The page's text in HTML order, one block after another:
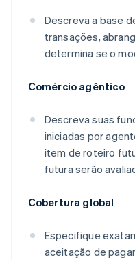
Descreva a base
transações,
determina se o
Comércio agêntico
Descreva suas
iniciadas por
item de roteiro
futura serão
Cobertura global
Especifique
aceitação de